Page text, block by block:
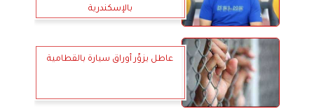
بالإسكندرية
عاطل يزوِّر أوراق سيارة بالقطامية